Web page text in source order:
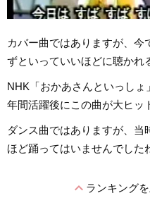
カバー曲ではありますが、
ずといっていいほどに聴かれ
NHK「おかあさんといっし
年間活躍後にこの曲が大ヒッ
ダンス曲ではありますが、当
ほど踊ってはいませんでした
expand_lessランキング